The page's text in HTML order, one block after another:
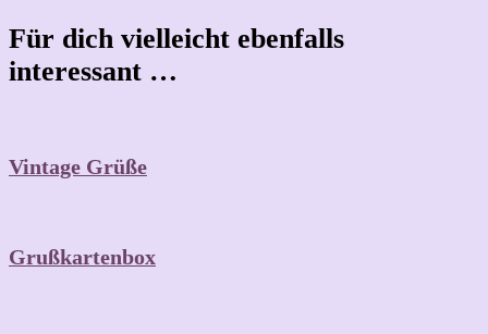
Für dich vielleicht ebenfalls
interessant …
Vintage Grüße
Grußkartenbox